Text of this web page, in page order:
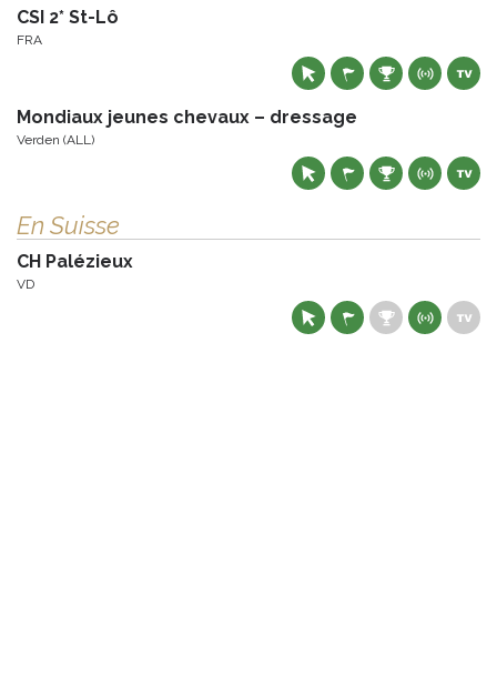
CSI 2* St-Lô
FRA
Mondiaux jeunes chevaux – dressage
Verden (ALL)
En Suisse
CH Palézieux
VD